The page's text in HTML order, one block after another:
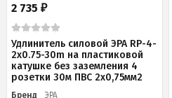
2 735 ₽
Удлинитель силовой ЭРА RP-4-
2x0.75-30m на пластиковой
катушке без заземления 4
розетки 30м ПВС 2х0,75мм2
Бренд
ЭРА